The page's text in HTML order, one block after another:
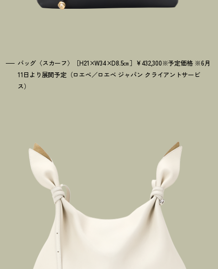
バッグ〈スカーフ〉［H21×W34×D8.5㎝］¥432,300※予定価格 ※6月
11日より展開予定（ロエベ／ロエベ ジャパン クライアントサービ
ス）